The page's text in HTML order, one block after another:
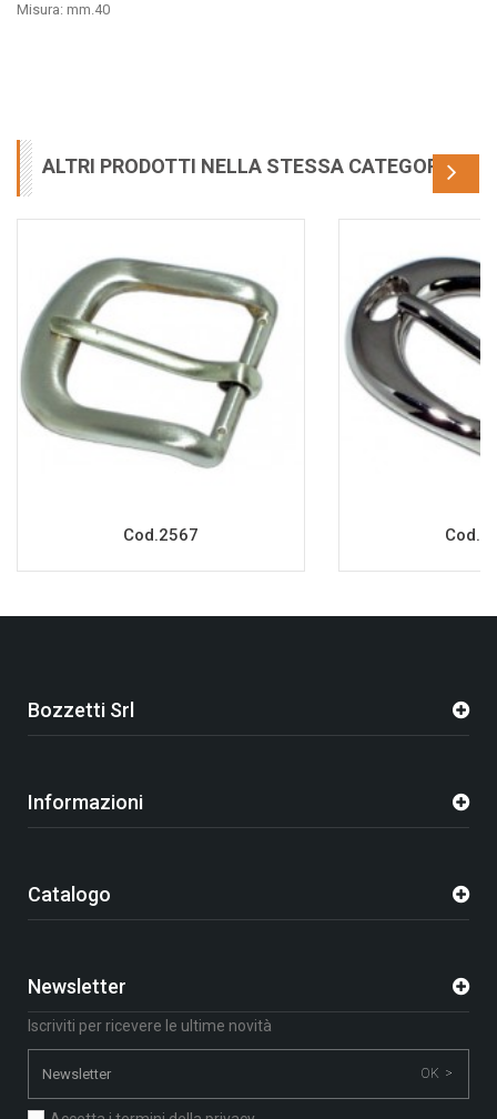
Misura: mm.40
ALTRI PRODOTTI NELLA STESSA CATEGORIA
Cod.2567
Bozzetti Srl
Informazioni
Catalogo
Newsletter
Iscriviti per ricevere le ultime novità
OK >